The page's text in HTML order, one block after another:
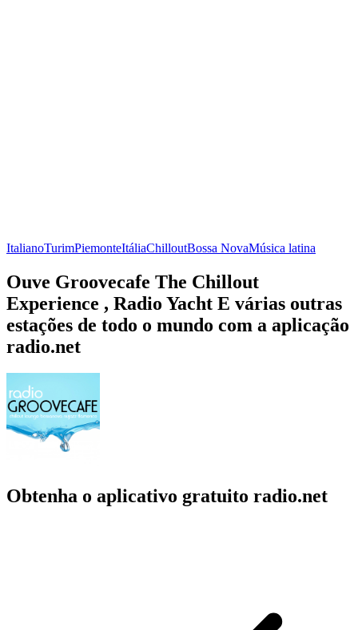
ItalianoTurimPiemonteItáliaChilloutBossa NovaMúsica latina
Ouve Groovecafe The Chillout
Experience , Radio Yacht E várias outras
estações de todo o mundo com a aplicação
radio.net
Obtenha o aplicativo gratuito radio.net